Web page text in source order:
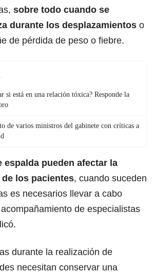
sobre todo cuando se
durante los desplazamientos o
de pérdida de peso o fiebre.
si está en una relación tóxica? Responde la
de varios ministros del gabinete con críticas a
espalda pueden afectar la
los pacientes, cuando suceden
es necesarios llevar a cabo
de especialistas
durante la realización de
necesitan conservar una